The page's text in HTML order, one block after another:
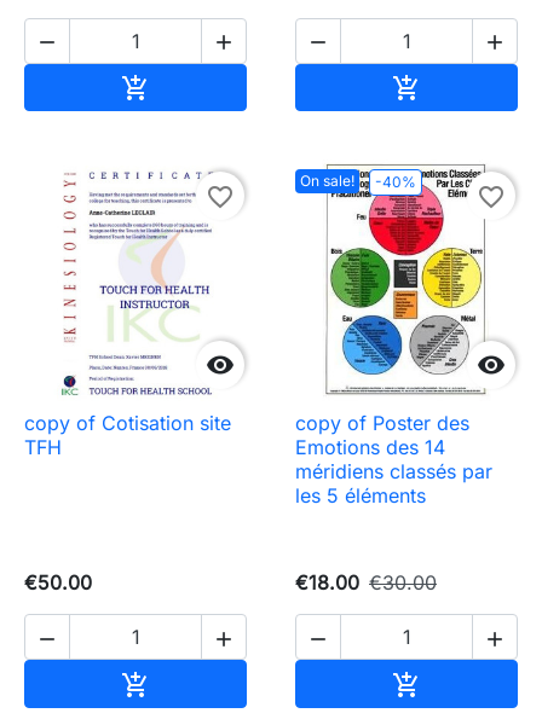
 

 


favorite_border
copy of Cotisation site
TFH
€50.00
 

On sale! -40%

favorite_border
copy of Poster des
Emotions des 14
méridiens classés par
les 5 éléments
€18.00 €30.00
 
